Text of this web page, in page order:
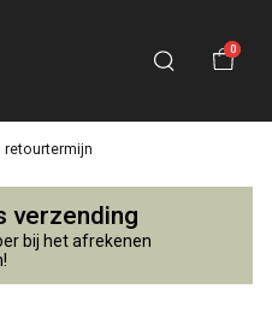
0
retourtermijn
verzending
bij het afrekenen